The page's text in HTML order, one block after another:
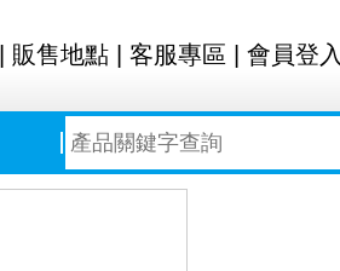
販售地點 客服專區 會員登入